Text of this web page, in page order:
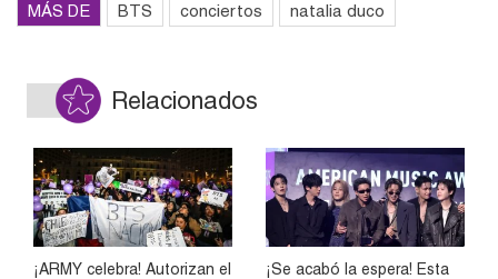
MÁS DE BTS conciertos natalia duco
Relacionados
¡ARMY celebra! Autorizan el
¡Se acabó la espera! Esta